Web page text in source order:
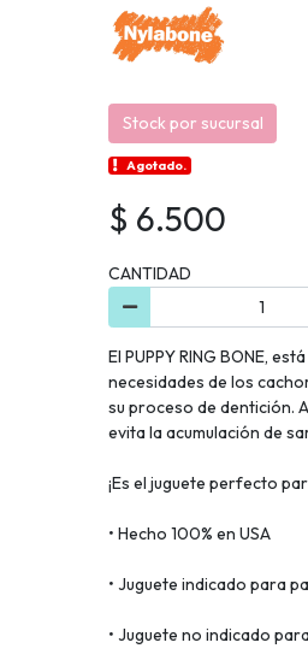
Stock por sucursal
Agotado.
$ 6.500
CANTIDAD
El PUPPY RING BONE,
necesidades de los
su proceso de dentición.
evita la acumulación de
¡Es el juguete perfecto
• Hecho 100% en USA
• Juguete indicado para
• Juguete no indicado